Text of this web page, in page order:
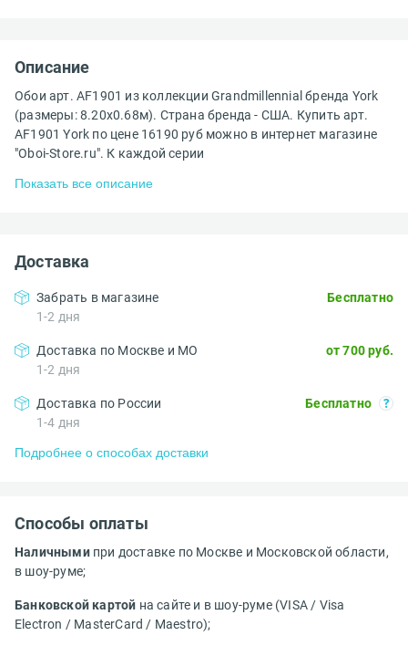
Описание
Обои арт. AF1901 из коллекции Grandmillennial бренда York
(размеры: 8.20х0.68м). Страна бренда - США. Купить арт.
AF1901 York по цене 16190 руб можно в интернет магазине
"Oboi-Store.ru". К каждой серии
Показать все описание
Доставка
Забрать в магазине
1-2 дня
Бесплатно
Доставка по Москве и МО
1-2 дня
от 700 руб.
Доставка по России
1-4 дня
Бесплатно
Подробнее о способах доставки
Способы оплаты
Наличнымипри доставке по Москве и Московской области,
в шоу-руме;
Банковской картой на сайте и в шоу-руме (VISA / Visa
Electron / MasterCard / Maestro);